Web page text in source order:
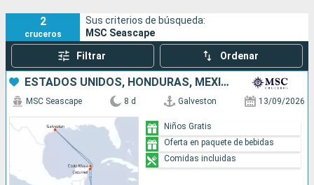
mar.2
cruceros
Sus criterios de búsqueda:
MSC Seascape
Filtrar Ordenar
ESTADOS UNIDOS, HONDURAS, MÉXICO
MSC Seascape 8 d Galveston 13/09/2026
Niños Gratis
Oferta en paquete de bebidas
Comidas incluidas